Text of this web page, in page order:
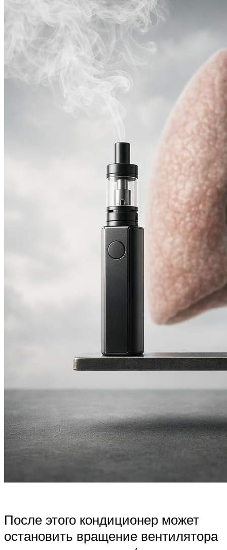
После этого кондиционер может
остановить вращение вентилятора